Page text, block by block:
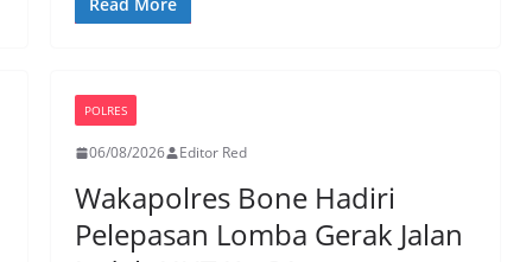
POLRES
06/08/2026 Editor Red
Wakapolres Bone Hadiri
Pelepasan Lomba Gerak Jalan